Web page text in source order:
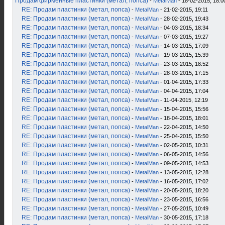
RE: Продам пластинки (метал, попса) - MetalMan - 21-02-2015, 19:11
RE: Продам пластинки (метал, попса) - MetalMan - 28-02-2015, 19:43
RE: Продам пластинки (метал, попса) - MetalMan - 04-03-2015, 18:34
RE: Продам пластинки (метал, попса) - MetalMan - 07-03-2015, 19:27
RE: Продам пластинки (метал, попса) - MetalMan - 14-03-2015, 17:09
RE: Продам пластинки (метал, попса) - MetalMan - 19-03-2015, 15:39
RE: Продам пластинки (метал, попса) - MetalMan - 23-03-2015, 18:52
RE: Продам пластинки (метал, попса) - MetalMan - 28-03-2015, 17:15
RE: Продам пластинки (метал, попса) - MetalMan - 01-04-2015, 17:33
RE: Продам пластинки (метал, попса) - MetalMan - 04-04-2015, 17:04
RE: Продам пластинки (метал, попса) - MetalMan - 11-04-2015, 12:19
RE: Продам пластинки (метал, попса) - MetalMan - 15-04-2015, 15:56
RE: Продам пластинки (метал, попса) - MetalMan - 18-04-2015, 18:01
RE: Продам пластинки (метал, попса) - MetalMan - 22-04-2015, 14:50
RE: Продам пластинки (метал, попса) - MetalMan - 25-04-2015, 15:50
RE: Продам пластинки (метал, попса) - MetalMan - 02-05-2015, 10:31
RE: Продам пластинки (метал, попса) - MetalMan - 06-05-2015, 14:56
RE: Продам пластинки (метал, попса) - MetalMan - 09-05-2015, 14:53
RE: Продам пластинки (метал, попса) - MetalMan - 13-05-2015, 12:28
RE: Продам пластинки (метал, попса) - MetalMan - 16-05-2015, 17:02
RE: Продам пластинки (метал, попса) - MetalMan - 20-05-2015, 18:20
RE: Продам пластинки (метал, попса) - MetalMan - 23-05-2015, 16:56
RE: Продам пластинки (метал, попса) - MetalMan - 27-05-2015, 10:49
RE: Продам пластинки (метал, попса) - MetalMan - 30-05-2015, 17:18